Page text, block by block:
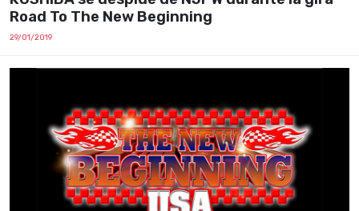
Road To The New Beginning
29/01/2019